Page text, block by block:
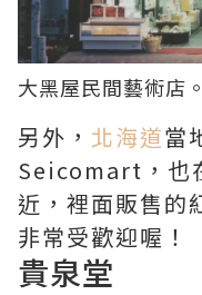
大黑屋民間藝術店
另外， 北海道當
Seicomart，也
近，裡面販售的
非常受歡迎喔！
貴泉堂